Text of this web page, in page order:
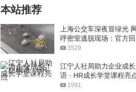
本站推荐
上海公交车深夜冒绿光
呼密室逃脱现场：官方
3529
江宁人社局助力企业成
语 · HR成长学堂课程亮
1991